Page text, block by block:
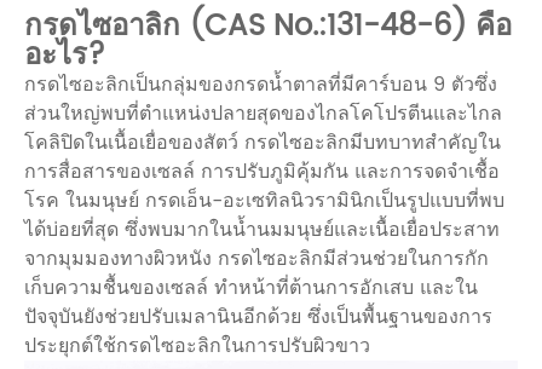
กรดไซอาลิก (CAS No.:131-48-6) คือ
อะไร?
กรดไซอะลิกเป็นกลุ่มของกรดน้ำตาลที่มีคาร์บอน 9 ตัวซึ่ง
ส่วนใหญ่พบที่ตำแหน่งปลายสุดของไกลโคโปรตีนและไกล
โคลิปิดในเนื้อเยื่อของสัตว์ กรดไซอะลิกมีบทบาทสำคัญใน
การสื่อสารของเซลล์ การปรับภูมิคุ้มกัน และการจดจำเชื้อ
โรค ในมนุษย์ กรดเอ็น-อะเซทิลนิวรามินิกเป็นรูปแบบที่พบ
ได้บ่อยที่สุด ซึ่งพบมากในน้ำนมมนุษย์และเนื้อเยื่อประสาท
จากมุมมองทางผิวหนัง กรดไซอะลิกมีส่วนช่วยในการกัก
เก็บความชื้นของเซลล์ ทำหน้าที่ต้านการอักเสบ และใน
ปัจจุบันยังช่วยปรับเมลานินอีกด้วย ซึ่งเป็นพื้นฐานของการ
ประยุกต์ใช้กรดไซอะลิกในการปรับผิวขาว